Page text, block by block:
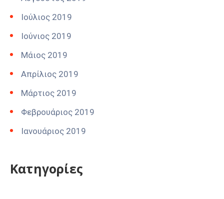
Ιούλιος 2019
Ιούνιος 2019
Μάιος 2019
Απρίλιος 2019
Μάρτιος 2019
Φεβρουάριος 2019
Ιανουάριος 2019
Kατηγορίες